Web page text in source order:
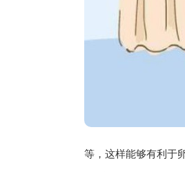
等，这样能够有利于